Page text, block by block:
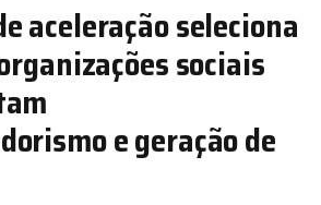
aceleração seleciona
sociais
e geração de